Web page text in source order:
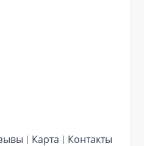
Карта Контакты